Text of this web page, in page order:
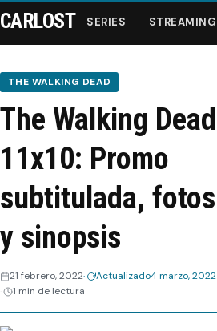
Series
Streaming
Recomendaciones
Webisodios
CARLOST SERIES STREAMING
THE WALKING DEAD
The Walking Dead
11x10: Promo
subtitulada, fotos
y sinopsis
21 febrero, 2022 Actualizado4 marzo, 2022
1 min de lectura